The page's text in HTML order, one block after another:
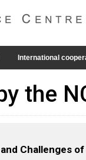
International
the
Challenges